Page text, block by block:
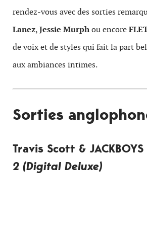
rendez-vous avec des sorties
Lanez,Jessie Murphou encore
de voix et de styles qui fait la part
aux ambiances intimes.
Sorties
Travis Scott & JACKBOYS
2 (Digital Deluxe)